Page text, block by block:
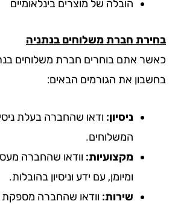
הובלה של מוצרים בינלאומיים
חברת משלוחים בנתניה
אתם בוחרים חברת משלוחים
את הגורמים הבאים:
ניסיון:ודאו שהחברה בעלת ניסיון
המשלוחים.
מקצועיות:וודאו שהחברה מעסיקה
ומיומן, עם ידע וניסיון בהובלות.
שירות:וודאו שהחברה מספקת